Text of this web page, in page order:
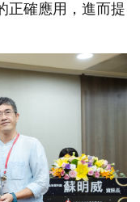
正確應用，進而提